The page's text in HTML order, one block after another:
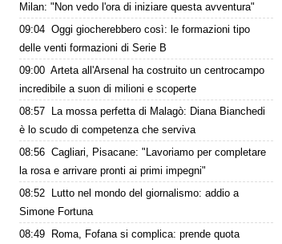
Milan: "Non vedo l'ora di iniziare questa avventura"
09:04 Oggi giocherebbero così: le formazioni tipo
delle venti formazioni di Serie B
09:00 Arteta all'Arsenal ha costruito un centrocampo
incredibile a suon di milioni e scoperte
08:57
La mossa perfetta di Malagò: Diana Bianchedi
è lo scudo di competenza che serviva
08:56 Cagliari, Pisacane: "Lavoriamo per completare
la rosa e arrivare pronti ai primi impegni"
08:52
Lutto nel mondo del giornalismo: addio a
Simone Fortuna
08:49
Roma, Fofana si complica: prende quota